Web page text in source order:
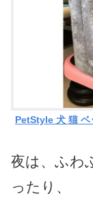
PetStyle 犬 猫 ベ
夜は、ふわ
ったり、